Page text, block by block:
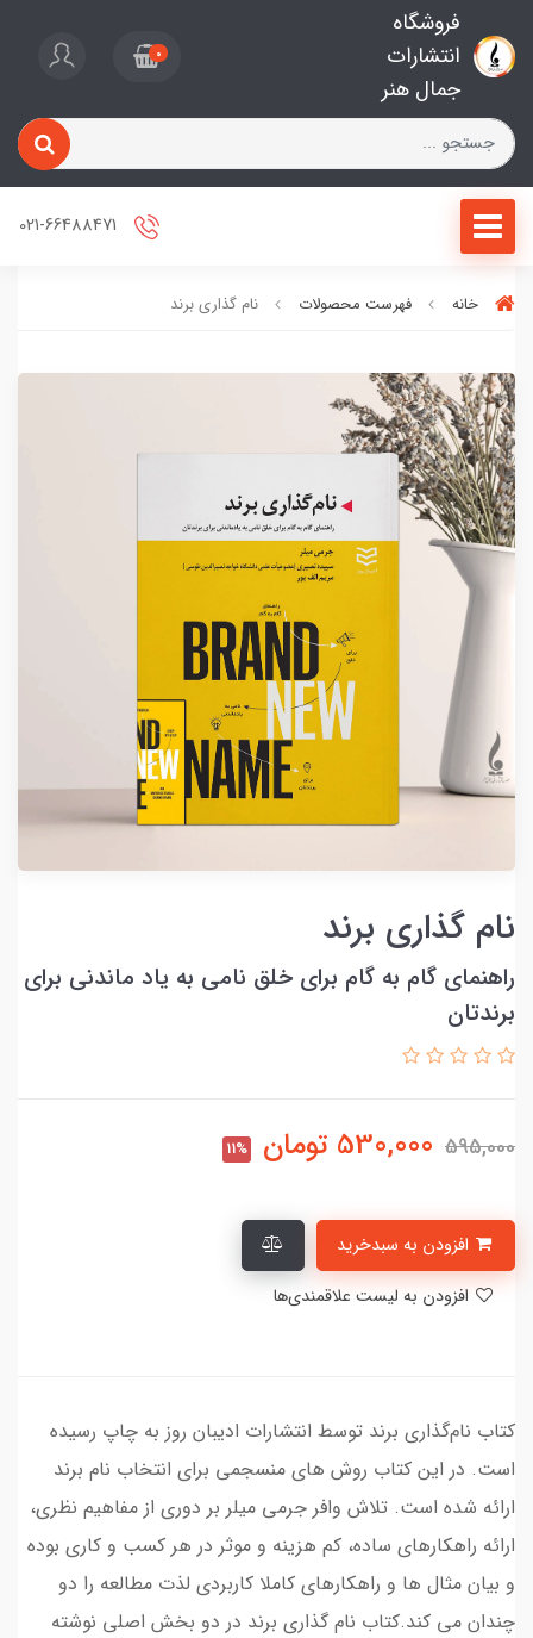
فروشگاه
انتشارات
جمال هنر
0
خانه فهرست محصولات نام گذاری برند
نام گذاری برند
راهنمای گام به گام برای خلق نامی به یاد ماندنی برای
برندتان
595,000
530,000 تومان 11%
کتاب نام‌گذاری برند توسط انتشارات ادیبان روز به چاپ رسیده
است. در این کتاب روش های منسجمی برای انتخاب نام برند
ارائه شده است. تلاش وافر جرمی میلر بر دوری از مفاهیم نظری،
ارائه راهکارهای ساده، کم هزینه و موثر در هر کسب و کاری بوده
و بیان مثال ها و راهکارهای کاملا کاربردی لذت مطالعه را دو
چندان می کند.کتاب نام گذاری برند در دو بخش اصلی نوشته